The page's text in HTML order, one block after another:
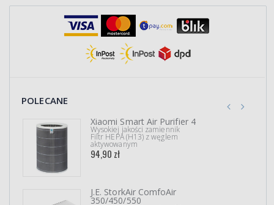
POLECANE
Xiaomi Smart Air Purifier 4
Wysokiej jakości zamiennik
Filtr HEPA (H13) z węglem
aktywowanym
94,90 zł
J.E. StorkAir ComfoAir
350/450/550